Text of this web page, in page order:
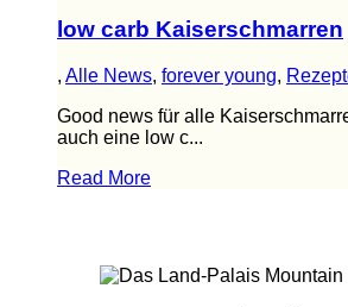
low carb Kaiserschmarren
, Alle News, forever young,
Good news für alle
auch eine low c...
Read More